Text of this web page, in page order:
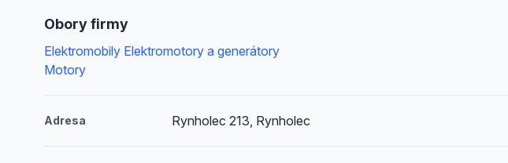
Obory firmy
Elektromobily Elektromotory a generátory
Motory
Adresa Rynholec 213, Rynholec